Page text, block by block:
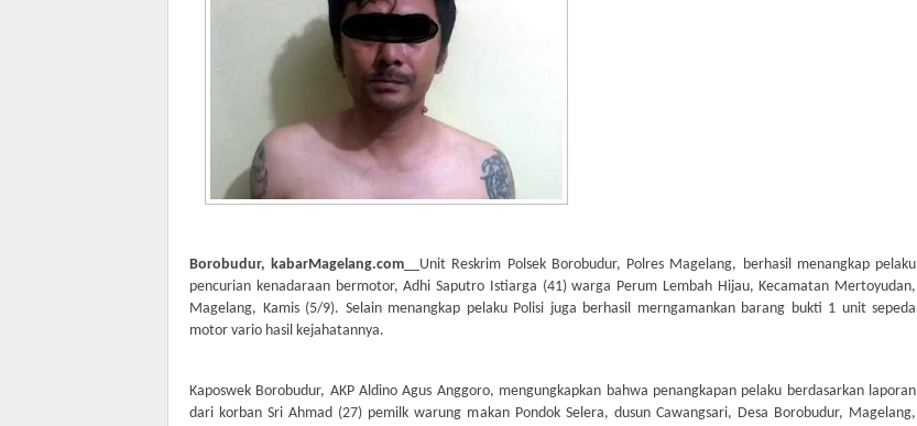
Borobudur, kabarMagelang.com __Unit Reskrim Polsek Borobudur, Polres Magelang, berhasil menangkap pelaku
pencurian kenadaraan bermotor, Adhi Saputro Istiarga (41) warga Perum Lembah Hijau, Kecamatan Mertoyudan,
Magelang, Kamis (5/9). Selain menangkap pelaku Polisi juga berhasil merngamankan barang bukti 1 unit sepeda
motor vario hasil kejahatannya.
Kaposwek Borobudur, AKP Aldino Agus Anggoro, mengungkapkan bahwa penangkapan pelaku berdasarkan laporan
dari korban Sri Ahmad (27) pemilk warung makan Pondok Selera, dusun Cawangsari, Desa Borobudur, Magelang,